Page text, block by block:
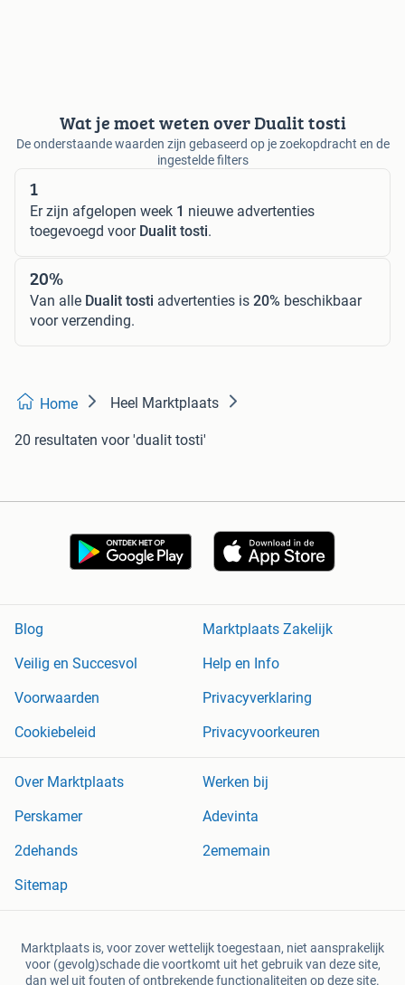
Wat je moet weten over Dualit tosti
De onderstaande waarden zijn gebaseerd op je zoekopdracht en de
ingestelde filters
1
Er zijn afgelopen week 1 nieuwe advertenties
toegevoegd voor Dualit tosti.
20%
Van alle Dualit tosti advertenties is 20% beschikbaar
voor verzending.
Home Heel Marktplaats
20 resultaten voor 'dualit tosti'
Blog
Marktplaats Zakelijk
Veilig en Succesvol
Help en Info
Voorwaarden
Privacyverklaring
Cookiebeleid
Privacyvoorkeuren
Over Marktplaats
Werken bij
Perskamer
Adevinta
2dehands
2ememain
Sitemap
Marktplaats is, voor zover wettelijk toegestaan, niet aansprakelijk
voor (gevolg)schade die voortkomt uit het gebruik van deze site,
dan wel uit fouten of ontbrekende functionaliteiten op deze site.